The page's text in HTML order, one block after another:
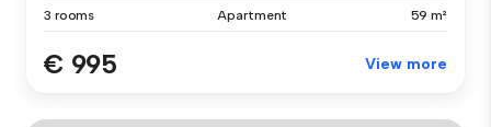
3 rooms Apartment 59 m²
€ 995 View more